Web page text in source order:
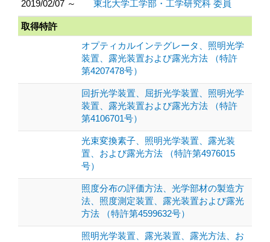
2019/02/07 ～
東北大学工学部・工学研究科 委員
取得特許
オプティカルインテグレータ、照明光学
装置、露光装置および露光方法 （特許
第4207478号）
回折光学装置、屈折光学装置、照明光学
装置、露光装置および露光方法 （特許
第4106701号）
光束変換素子、照明光学装置、露光装
置、および露光方法 （特許第4976015
号）
照度分布の評価方法、光学部材の製造方
法、照度測定装置、露光装置および露光
方法 （特許第4599632号）
照明光学装置、露光装置、露光方法、お